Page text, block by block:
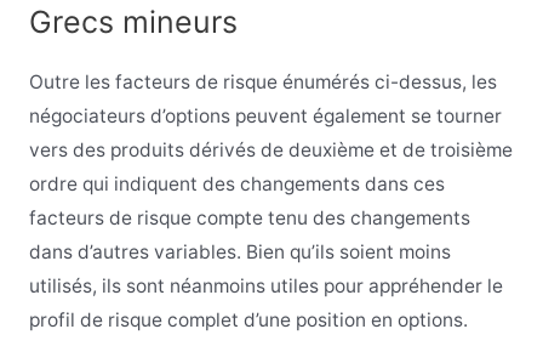
Grecs mineurs
Outre les facteurs de risque énumérés ci-dessus, les
négociateurs d’options peuvent également se tourner
vers des produits dérivés de deuxième et de troisième
ordre qui indiquent des changements dans ces
facteurs de risque compte tenu des changements
dans d’autres variables. Bien qu’ils soient moins
utilisés, ils sont néanmoins utiles pour appréhender le
profil de risque complet d’une position en options.